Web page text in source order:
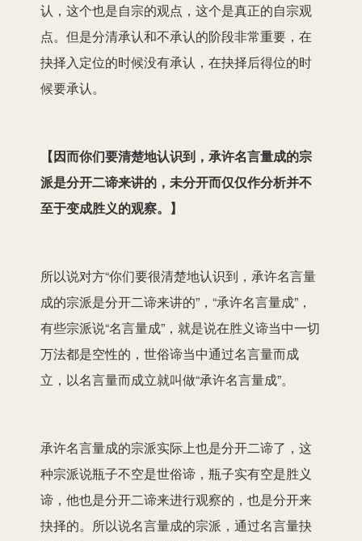
认， 这个也是自宗的观点， 这个是真正的自宗观
点。 但是分清承认和不承认的阶段非常重要，在
抉择入定位的时候没有承认， 在抉择后得位的时
候要承认。
【因而你们要清楚地认识到，承许名言量成的宗
派是分开二谛来讲的，未分开而仅仅作分析并不
至于变成胜义的观察。 】
所以说对方“你们要很清楚地认识到，承许名言量
成的宗派是分开二谛来讲的”，“承许名言量成”，
有些宗派说“名言量成” ，就是说在胜义谛当中一切
万法都是空性的，世俗谛当中通过名言量而成
立，以名言量而成立就叫做“承许名言量成”。
承许名言量成的宗派实际上也是分开二谛了，这
种宗派说瓶子不空是世俗谛， 瓶子实有空是胜义
谛 ， 他也是分开二谛来进行观察的，也是分开来
抉择的。所以说名言量成的宗派，通过名言量抉